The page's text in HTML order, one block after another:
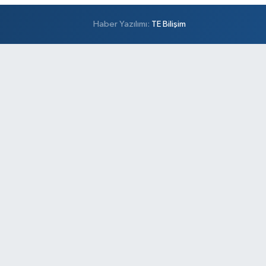
Haber Yazılımı: TE Bilişim